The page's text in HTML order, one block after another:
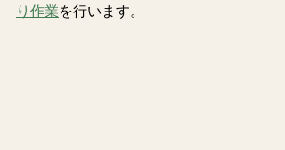
り作業を行います。